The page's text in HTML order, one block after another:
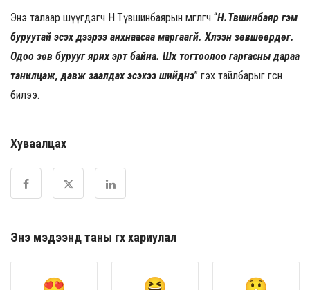
Энэ талаар шүүгдэгч Н.Түвшинбаярын өмгөөлөгч “Н.Түвшинбаяр гэм
буруутай эсэх дээрээ анхнаасаа маргаагүй. Хүлээн зөвшөөрдөг.
Одоо зөв бурууг ярих эрт байна. Шүүх тогтоолоо гаргасны дараа
танилцаж, давж заалдах эсэхээ шийднэ” гэх тайлбарыг өгсөн
билээ.
Хуваалцах
Энэ мэдээнд таны өгөх хариулал